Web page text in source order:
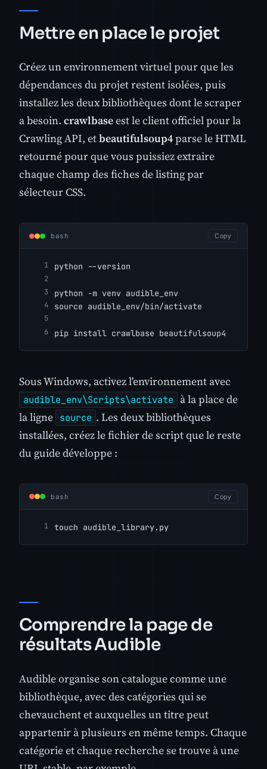
Mettre en place le projet
Créez un environnement virtuel pour que les
dépendances du projet restent isolées, puis
installez les deux bibliothèques dont le scraper
a besoin. crawlbaseest le client officiel pour la
Crawling API, etbeautifulsoup4parse le HTML
retourné pour que vous puissiez extraire
chaque champ des fiches de listing par
sélecteur CSS.
bash Copy
python --version
python -m venv audible_env
source audible_env/bin/activate
pip install crawlbase beautifulsoup4
Sous Windows, activez l'environnement avec
audible_env\Scripts\activate
à la place de
la ligne source . Les deux bibliothèques
installées, créez le fichier de script que le reste
du guide développe :
bash Copy
touch audible_library.py
Comprendre la page de
résultats Audible
Audible organise son catalogue comme une
bibliothèque, avec des catégories qui se
chevauchent et auxquelles un titre peut
appartenir à plusieurs en même temps. Chaque
catégorie et chaque recherche se trouve à une